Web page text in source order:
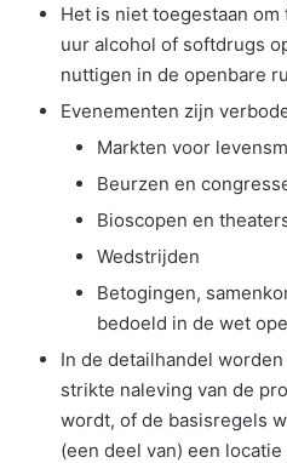
Het is niet toegestaan
uur alcohol of softdrugs
nuttigen in de openbare
Evenementen zijn
Markten voor
Beurzen en
Bioscopen en
Wedstrijden
Betogingen,
bedoeld in de wet
In de detailhandel
strikte naleving van de
wordt, of de basisregels
(een deel van) een